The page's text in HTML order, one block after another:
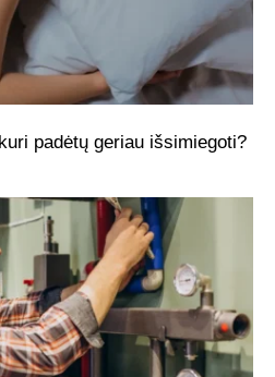
padėtų geriau išsimiegoti?